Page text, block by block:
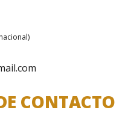
CONTACTO